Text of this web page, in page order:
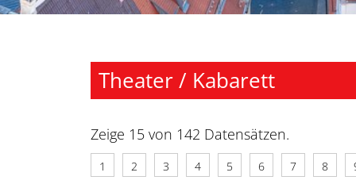
Theater / Kabarett
Zeige 15 von 142 Datensätzen.
1 2 3 4 5 6 7 8